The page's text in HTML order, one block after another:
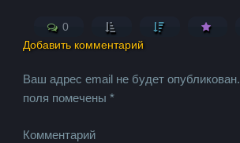
0
Добавить комментарий
Ваш адрес email не будет опубликован.
поля помечены*
Комментарий